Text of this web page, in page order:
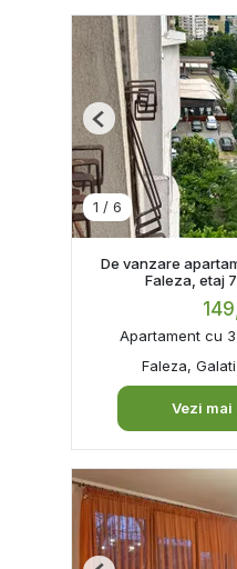
1 / 6
Previous
De vanzare
Faleza, etaj
Apartament cu
Faleza, Galati
Vezi